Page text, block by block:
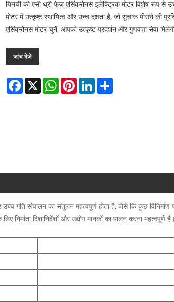
यिनची की एसी थ्री फेज़ एसिंक्रोनस इलेक्ट्रिक मोटर विशेष रूप से
मोटर में उत्कृष्ट स्थायित्व और उच्च दक्षता है, जो सुचारू पीसने की
एसिंक्रोनस मोटर चुनें, आपको उत्कृष्ट प्रदर्शन और गुणवत्ता सेवा
जांच भेजें
Facebook
X WhatsAppPinterestLinkedInShare
गति संचालन का संतुलन महत्वपूर्ण होता है, जैसे कि कुछ
दिशानिर्देशों और उद्योग मानकों का पालन करना महत्वपूर्ण है।